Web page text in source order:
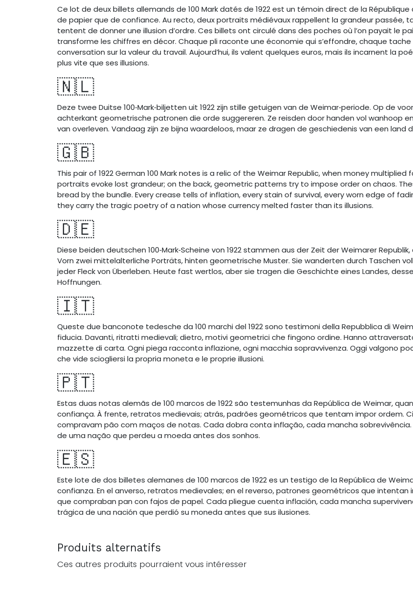
Ce lot de deux billets allemands de 100 Mark datés de 1922 est un témoin direct de la
de papier que de confiance. Au recto, deux portraits médiévaux rappellent la grandeur passée,
tentent de donner une illusion d’ordre. Ces billets ont circulé dans des poches où l’on payait le
transforme les chiffres en décor. Chaque pli raconte une économie qui s’effondre, chaque
conversation sur la valeur du travail. Aujourd’hui, ils valent quelques euros, mais ils incarnent la
plus vite que ses illusions.
🇳🇱
Deze twee Duitse 100‑Mark‑biljetten uit 1922 zijn stille getuigen van de Weimar‑periode. Op de
achterkant geometrische patronen die orde suggereren. Ze reisden door handen vol wanhoop
van overleven. Vandaag zijn ze bijna waardeloos, maar ze dragen de geschiedenis van een land
🇬🇧
This pair of 1922 German 100 Mark notes is a relic of the Weimar Republic, when money
portraits evoke lost grandeur; on the back, geometric patterns try to impose order on chaos.
bread by the bundle. Every crease tells of inflation, every stain of survival, every worn edge of
they carry the tragic poetry of a nation whose currency melted faster than its illusions.
🇩🇪
Diese beiden deutschen 100‑Mark‑Scheine von 1922 stammen aus der Zeit der Weimarer
Vorn zwei mittelalterliche Porträts, hinten geometrische Muster. Sie wanderten durch Taschen
jeder Fleck von Überleben. Heute fast wertlos, aber sie tragen die Geschichte eines Landes,
Hoffnungen.
🇮🇹
Queste due banconote tedesche da 100 marchi del 1922 sono testimoni della Repubblica di
fiducia. Davanti, ritratti medievali; dietro, motivi geometrici che fingono ordine. Hanno
mazzette di carta. Ogni piega racconta inflazione, ogni macchia sopravvivenza. Oggi valgono
che vide sciogliersi la propria moneta e le proprie illusioni.
🇵🇹
Estas duas notas alemãs de 100 marcos de 1922 são testemunhas da República de Weimar,
confiança. À frente, retratos medievais; atrás, padrões geométricos que tentam impor ordem.
compravam pão com maços de notas. Cada dobra conta inflação, cada mancha
de uma nação que perdeu a moeda antes dos sonhos.
🇪🇸
Este lote de dos billetes alemanes de 100 marcos de 1922 es un testigo de la República de
confianza. En el anverso, retratos medievales; en el reverso, patrones geométricos que
que compraban pan con fajos de papel. Cada pliegue cuenta inflación, cada mancha
trágica de una nación que perdió su moneda antes que sus ilusiones.
Produits alternatifs
Ces autres produits pourraient vous intéresser